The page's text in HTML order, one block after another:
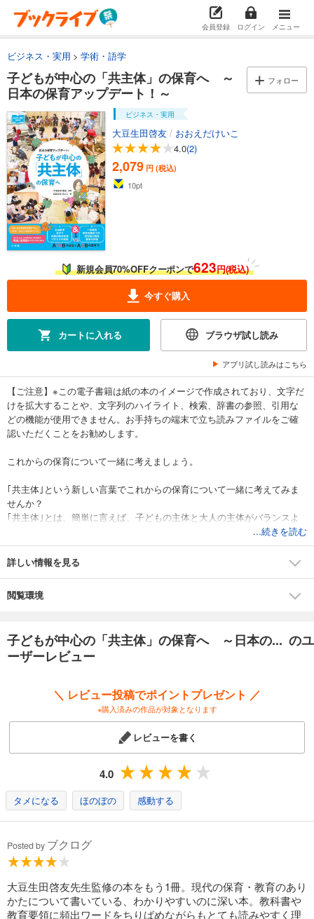
会員登録 ログイン メニュー
ビジネス・実用 学術・語学
子どもが中心の「共主体」の保育へ ～
日本の保育アップデート！～
フォロー
ビジネス・実用
大豆生田啓友 / おおえだけいこ
4.0(2)
2,079 円 (税込)
10pt
新規会員70%OFFクーポンで623円(税込)
今すぐ購入
カートに入れる ブラウザ試し読み
アプリ試し読みはこちら
【ご注意】※この電子書籍は紙の本のイメージで作成されており、文字だ
けを拡大することや、文字列のハイライト、検索、辞書の参照、引用な
どの機能が使用できません。お手持ちの端末で立ち読みファイルをご確
認いただくことをお勧めします。
これからの保育について一緒に考えましょう。
｢共主体｣という新しい言葉でこれからの保育について一緒に考えてみま
せんか？
｢共主体｣とは、簡単に言えば、子どもの主体と大人の主体がバランスよ
第1部では、｢主体性って何なの？｣｢子どもとかかわるときの心構え｣｢バ
すく解説。たとえば、一斉保育・自由保育。どちらか一方ではなく、
「子どもを中心にバランスを取って、一斉保育＆自由保育でいきましょ
大学名誉教授）、遠藤利彦先生（東京大学大学院教育学研究科教授）と
一緒に、｢共主体｣の保育をいろいろな角度から話し合いました。その内
活動など）に各分野の専門家による理論を聞いたり、実践例を紹介して
います。実践は、写真やイラストを使い、共主体的な関わりのポイント
※この作品はカラーです。
※電子書籍なので、本文中に書き込むことはできません。必要に応じてメ
モ用紙などをご用意ください。
※本書に掲載されている二次元バーコードは、デバイスの機種やアプリの
仕様に よっては読み取れない場合もあります。その場合はURLからアク
セスしてください。
...続きを読む
詳しい情報を見る
閲覧環境
子どもが中心の「共主体」の保育へ ～日本の... のユ
ーザーレビュー
＼ レビュー投稿でポイントプレゼント ／
※購入済みの作品が対象となります
レビューを書く
4.0
タメになる ほのぼの 感動する
Posted by ブクログ
大豆生田啓友先生監修の本をもう1冊。現代の保育・教育のあり
かたについて書いている、わかりやすいのに深い本。教科書や
教育要領に頻出ワードをちりばめながらもとても読みやすく理